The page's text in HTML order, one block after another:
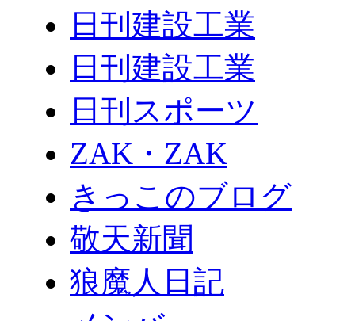
日刊建設工業
日刊建設工業
日刊スポーツ
ZAK・ZAK
きっこのブログ
敬天新聞
狼魔人日記